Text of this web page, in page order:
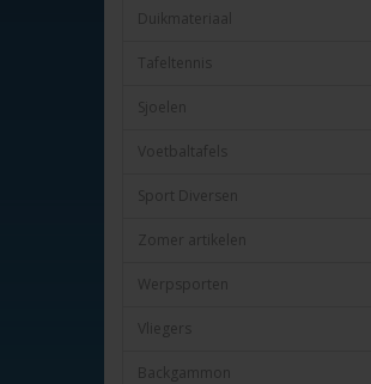
Duikmateriaal
Tafeltennis
Sjoelen
Voetbaltafels
Sport Diversen
Zomer artikelen
Werpsporten
Vliegers
Backgammon